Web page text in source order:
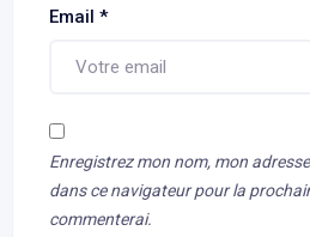
Email *
Enregistrez mon nom, mon
dans ce navigateur pour la
commenterai.